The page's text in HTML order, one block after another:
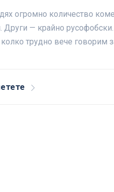
огромно количество
Други — крайно
трудно вече говорим